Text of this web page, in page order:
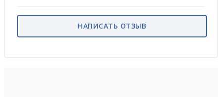
НАПИСАТЬ ОТЗЫВ